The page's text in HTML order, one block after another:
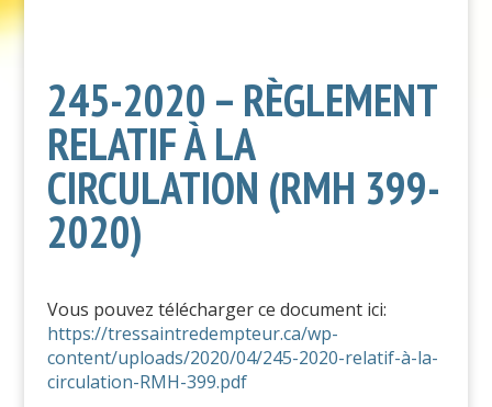
245-2020 – RÈGLEMENT
RELATIF À LA
CIRCULATION (RMH 399-
2020)
Vous pouvez télécharger ce document ici:
https://tressaintredempteur.ca/wp-
content/uploads/2020/04/245-2020-relatif-à-la-
circulation-RMH-399.pdf